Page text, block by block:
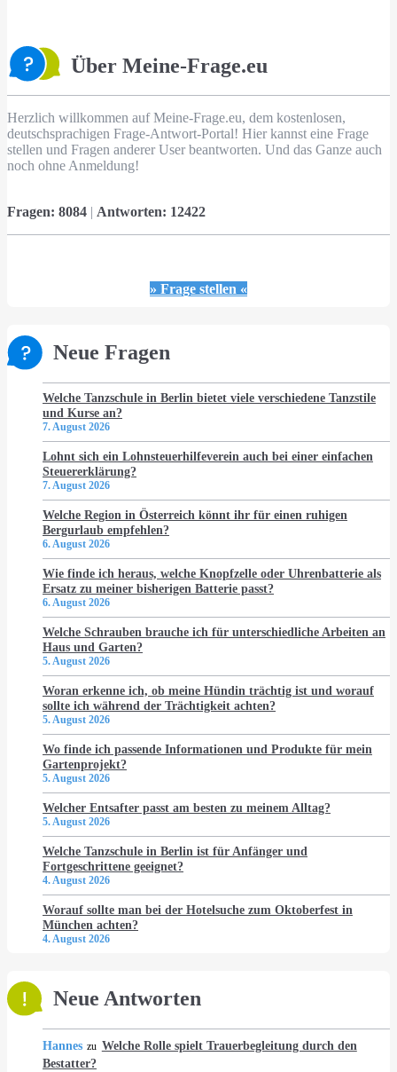
Über Meine-Frage.eu
Herzlich willkommen auf Meine-Frage.eu, dem kostenlosen,
deutschsprachigen Frage-Antwort-Portal! Hier kannst eine Frage
stellen und Fragen anderer User beantworten. Und das Ganze auch
noch ohne Anmeldung!
Fragen: 8084 | Antworten: 12422
» Frage stellen «
Neue Fragen
Welche Tanzschule in Berlin bietet viele verschiedene Tanzstile
und Kurse an?
7. August 2026
Lohnt sich ein Lohnsteuerhilfeverein auch bei einer einfachen
Steuererklärung?
7. August 2026
Welche Region in Österreich könnt ihr für einen ruhigen
Bergurlaub empfehlen?
6. August 2026
Wie finde ich heraus, welche Knopfzelle oder Uhrenbatterie als
Ersatz zu meiner bisherigen Batterie passt?
6. August 2026
Welche Schrauben brauche ich für unterschiedliche Arbeiten an
Haus und Garten?
5. August 2026
Woran erkenne ich, ob meine Hündin trächtig ist und worauf
sollte ich während der Trächtigkeit achten?
5. August 2026
Wo finde ich passende Informationen und Produkte für mein
Gartenprojekt?
5. August 2026
Welcher Entsafter passt am besten zu meinem Alltag?
5. August 2026
Welche Tanzschule in Berlin ist für Anfänger und
Fortgeschrittene geeignet?
4. August 2026
Worauf sollte man bei der Hotelsuche zum Oktoberfest in
München achten?
4. August 2026
Neue Antworten
Hannes zu Welche Rolle spielt Trauerbegleitung durch den
Bestatter?